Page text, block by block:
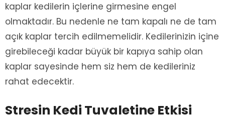
kaplar kedilerin içlerine girmesine engel
olmaktadır. Bu nedenle ne tam kapalı ne de tam
açık kaplar tercih edilmemelidir. Kedilerinizin içine
girebileceği kadar büyük bir kapıya sahip olan
kaplar sayesinde hem siz hem de kedileriniz
rahat edecektir.
Stresin Kedi Tuvaletine Etkisi